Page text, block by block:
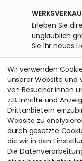
Erleben Sie
unglaublich
Sie Ihr neues
Montag -
07.00 -
zusätzlich
13.00 -
Wir verwenden
unserer Website und
von Besucher:innen
z.B. Inhalte und
Drittanbietern
Website zu
durch gesetzte
die wir in den
Die